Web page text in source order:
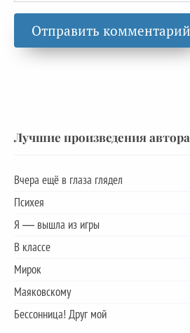
Лучшие произведения автора
Вчера ещё в глаза глядел
Психея
Я — вышла из игры
В классе
Мирок
Маяковскому
Бессонница! Друг мой